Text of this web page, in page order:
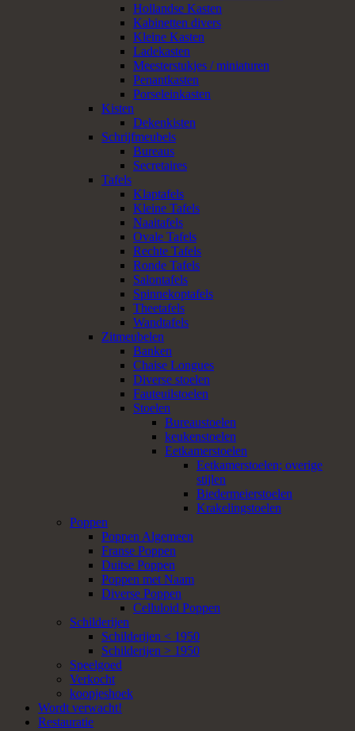
Hollandse Kasten
Kabinetten divers
Kleine Kasten
Ladekasten
Meesterstukjes / miniaturen
Penantkasten
Porseleinkasten
Kisten
Dekenkisten
Schrijfmeubels
Bureaus
Secretaires
Tafels
Klaptafels
Kleine Tafels
Naaitafels
Ovale Tafels
Rechte Tafels
Ronde Tafels
Salontafels
Spinnekoptafels
Theetafels
Wandtafels
Zitmeubelen
Banken
Chaise Longues
Diverse stoelen
Fauteuilstoelen
Stoelen
Bureaustoelen
keukenstoelen
Eetkamerstoelen
Eetkamerstoelen; overige
stijlen
Biedermeierstoelen
Krakelingstoelen
Poppen
Poppen Algemeen
Franse Poppen
Duitse Poppen
Poppen met Naam
Diverse Poppen
Celluloid Poppen
Schilderijen
Schilderijen < 1950
Schilderijen > 1950
Speelgoed
Verkocht
koopjeshoek
Wordt verwacht!
Restauratie